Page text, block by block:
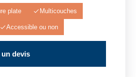
plate Multicouches
Accessible ou non
un devis